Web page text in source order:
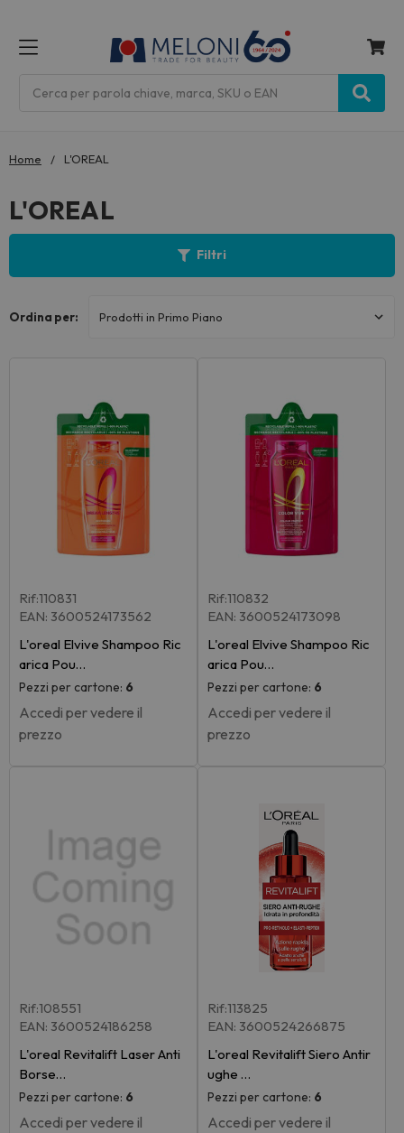
Home L'OREAL
L'OREAL
Filtri
Ordina per:
Rif:110831
EAN: 3600524173562
L'oreal Elvive Shampoo Ric
arica Pou…
Pezzi per cartone: 6
Accedi per vedere il
prezzo
Rif:110832
EAN: 3600524173098
L'oreal Elvive Shampoo Ric
arica Pou…
Pezzi per cartone: 6
Accedi per vedere il
prezzo
Rif:108551
EAN: 3600524186258
L'oreal Revitalift Laser Anti
Borse…
Pezzi per cartone: 6
Accedi per vedere il
Rif:113825
EAN: 3600524266875
L'oreal Revitalift Siero Antir
ughe …
Pezzi per cartone: 6
Accedi per vedere il